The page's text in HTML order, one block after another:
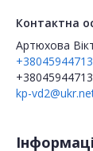
Контактна
Артюхова
kp-